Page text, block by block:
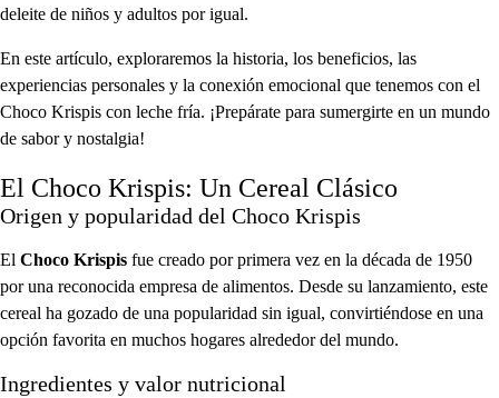
deleite de niños y adultos por igual.
En este artículo, exploraremos la historia, los beneficios, las
experiencias personales y la conexión emocional que tenemos con el
Choco Krispis con leche fría. ¡Prepárate para sumergirte en un mundo
de sabor y nostalgia!
El Choco Krispis: Un Cereal Clásico
Origen y popularidad del Choco Krispis
El Choco Krispis fue creado por primera vez en la década de 1950
por una reconocida empresa de alimentos. Desde su lanzamiento, este
cereal ha gozado de una popularidad sin igual, convirtiéndose en una
opción favorita en muchos hogares alrededor del mundo.
Ingredientes y valor nutricional